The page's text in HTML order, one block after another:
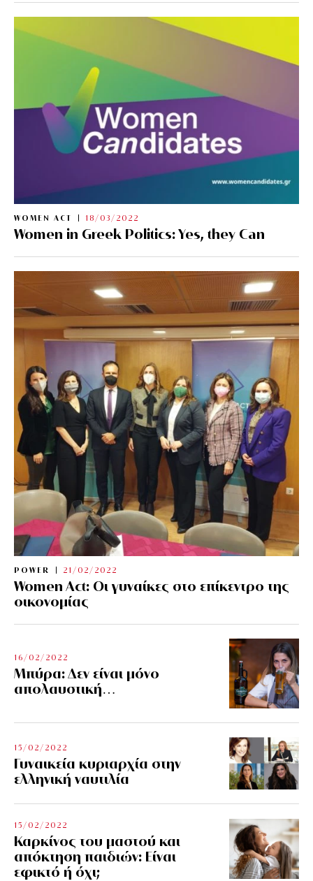
WOMEN ACT 18/03/2022
Women in Greek Politics: Yes, they Can
POWER 21/02/2022
Women Act: Οι γυναίκες στο επίκεντρο της
οικονομίας
16/02/2022
Μπύρα: Δεν είναι μόνο
απολαυστική…
15/02/2022
Γυναικεία κυριαρχία στην
ελληνική ναυτιλία
15/02/2022
Καρκίνος του μαστού και
απόκτηση παιδιών: Είναι
εφικτό ή όχι;